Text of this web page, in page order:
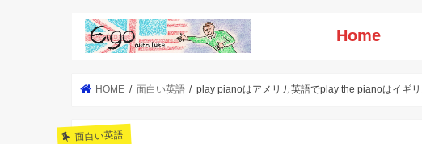
Home
HOME 面白い英語 play pianoはアメリカ英語でplay the pianoはイギリ
面白い英語